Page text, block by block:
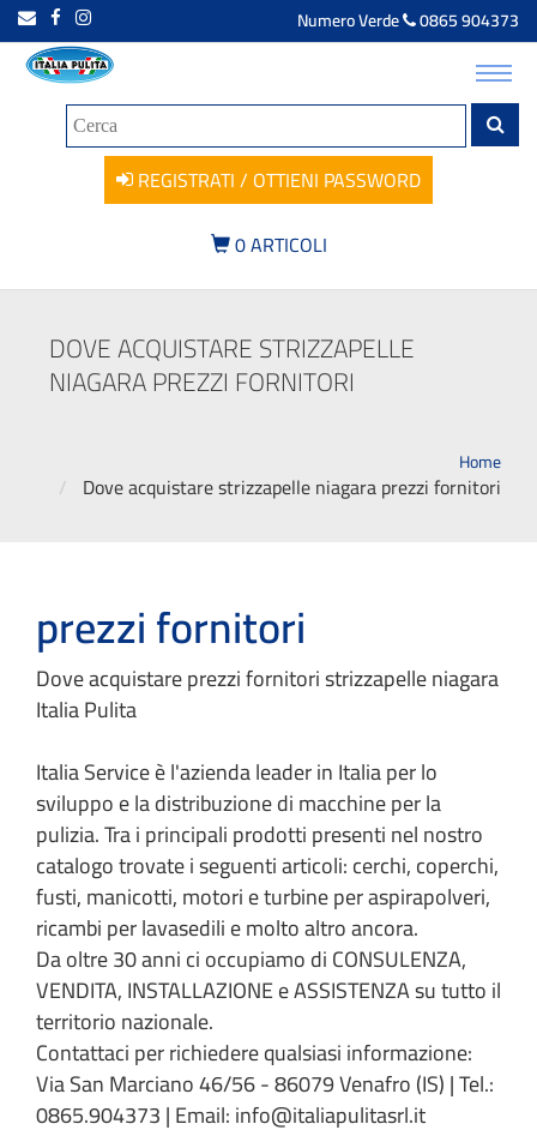
Numero Verde 0865 904373
REGISTRATI / OTTIENI PASSWORD
0ARTICOLI
DOVE ACQUISTARE STRIZZAPELLE
NIAGARA PREZZI FORNITORI
Home
Dove acquistare strizzapelle niagara prezzi fornitori
prezzi fornitori
Dove acquistare prezzi fornitori strizzapelle niagara
Italia Pulita
Italia Service è l'azienda leader in Italia per lo
sviluppo e la distribuzione di macchine per la
pulizia. Tra i principali prodotti presenti nel nostro
catalogo trovate i seguenti articoli: cerchi, coperchi,
fusti, manicotti, motori e turbine per aspirapolveri,
ricambi per lavasedili e molto altro ancora.
Da oltre 30 anni ci occupiamo di CONSULENZA,
VENDITA, INSTALLAZIONE e ASSISTENZA su tutto il
territorio nazionale.
Contattaci per richiedere qualsiasi informazione:
Via San Marciano 46/56 - 86079 Venafro (IS) | Tel.:
0865.904373 | Email: info@italiapulitasrl.it